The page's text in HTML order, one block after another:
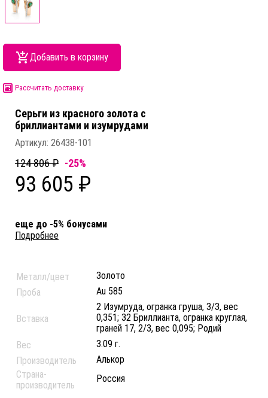
Добавить в корзину
Рассчитать доставку
Серьги из красного золота c
бриллиантами и изумрудами
Артикул: 26438-101
124 806 ₽ -25%
93 605 ₽
еще до -5% бонусами
Подробнее
Металл/цвет
Золото
Проба
Au 585
Вставка
2 Изумруда, огранка груша, 3/3, вес
0,351; 32 Бриллианта, огранка круглая,
граней 17, 2/3, вес 0,095; Родий
Вес
3.09 г.
Производитель
Алькор
Страна-
производитель
Россия